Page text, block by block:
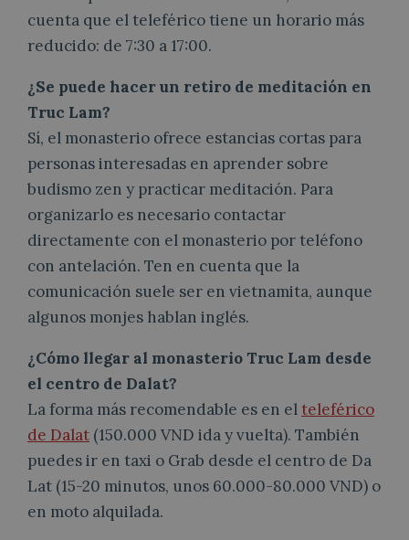
cuenta que el teleférico tiene un horario más
reducido: de 7:30 a 17:00.
¿Se puede hacer un retiro de meditación en
Truc Lam?
Sí, el monasterio ofrece estancias cortas para
personas interesadas en aprender sobre
budismo zen y practicar meditación. Para
organizarlo es necesario contactar
directamente con el monasterio por teléfono
con antelación. Ten en cuenta que la
comunicación suele ser en vietnamita, aunque
algunos monjes hablan inglés.
¿Cómo llegar al monasterio Truc Lam desde
el centro de Dalat?
La forma más recomendable es en elteleférico
de Dalat (150.000 VND ida y vuelta). También
puedes ir en taxi o Grab desde el centro de Da
Lat (15-20 minutos, unos 60.000-80.000 VND) o
en moto alquilada.